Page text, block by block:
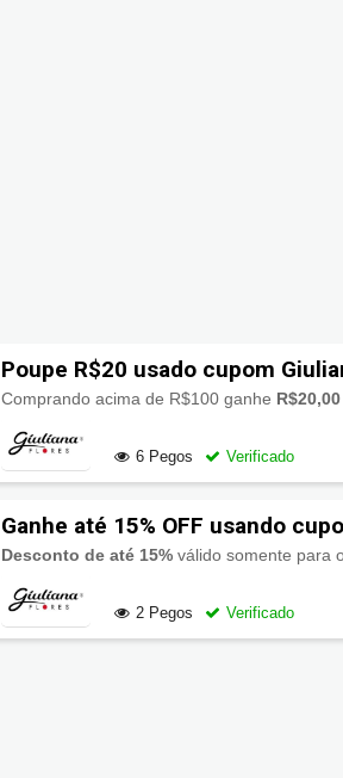
Poupe R$20 usado cupom
Comprando acima de R$100 ganhe
6 Pegos Verificado
Ganhe até 15% OFF usando
Desconto de até 15% válido somente para
2 Pegos Verificado